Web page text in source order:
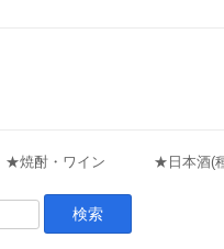
★焼酎・ワイン ★日本酒(